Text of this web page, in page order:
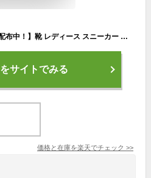
【スーパーSALE限定クーポン配布中！】靴 レディース スニーカー マーレマーレ ポルカ 厚底 フェイクレザー パイピング 巻き爪 甲高 幅広 外反母趾 歩きやすい靴 痛くない靴 おしゃれ ゆったり レトロ S/M/L/LL ▼3/2 10時〜再再販2026SSver.【替えひも付】【送料無料】
サイトでみる
価格と在庫を楽天でチェック >>